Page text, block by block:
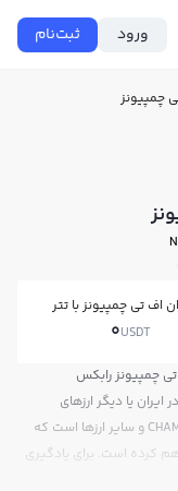
ورود ثبت‌نام
چمپیونز
اف تی چمپیونز با تتر
0USDT
چمپیونز رابکس
یا دیگر ارزهای
دیجیتال هستید، رابکس سایت معتبر خرید و فروش CHAMP و سایر ارزها است که
کرده است. برای یادگیری